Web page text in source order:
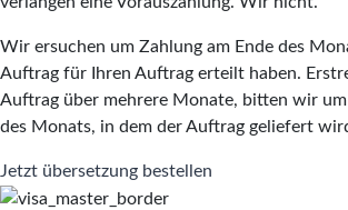
Wir ersuchen um Zahlung am Ende des
Auftrag für Ihren Auftrag erteilt haben.
Auftrag über mehrere Monate, bitten wir um
des Monats, in dem der Auftrag geliefert
Jetzt übersetzung bestellen